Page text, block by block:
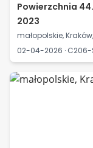
Powierzchnia
2023
małopolskie,
02-04-2026 · C206-